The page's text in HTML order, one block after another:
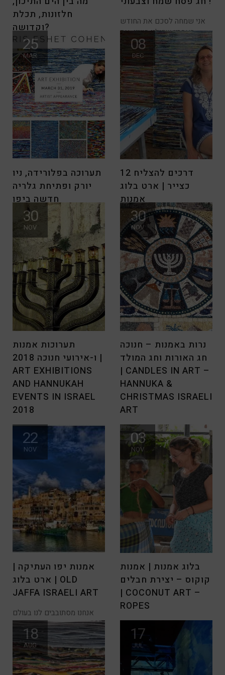
חלזונות, תכלת
וקדושה?
זהו סיפור על מסע בעקבות סוד
קיסמו של צבע...
אני שמחה לסכם את החודש
האחרון שכולנו חווינו את
הבחירות,
25
MAR
תערוכה בפלורידה, ניו
יורק ופתיחת גלריה
חדשה ביפו
אוהבי אמנות יקרים, סיימנו עם
חגיגות פורים ורגע לפני פסח
08
DEC
12 דרכים להצליח
כצייר | ארט בלוג
אמנות
30 שנות יצירה ! לפעמים אני
מדמיינת שאילו הייתי מרכזת
30
NOV
תערוכות אמנות
ו-אירועי חנוכה 2018 |
ART EXHIBITIONS
AND HANNUKAH
EVENTS IN ISRAEL
2018
מחפשים מה לעשות בחג חנוכה
30
NOV
נרות באמנות – חנוכה
חג האורות וחג המולד
| CANDLES IN ART –
HANNUKA &
CHRISTMAS ISRAELI
ART
הרבה מאיתנו מוצאים זמן
בחופשת החנוכה לעשות
סיורים ולראות מקומות
22
NOV
אמנות יפו העתיקה |
ארט בלוג | OLD
JAFFA ISRAELI ART
אנחנו מסתובבים לנו בעולם
במוזיאונים, גלריות ולרגע אל
נשכח שאחד
03
NOV
בלוג אמנות | אמנות
קוקוס – יצירת חבלים
| COCONUT ART –
ROPES
בעולם ה-אמנות אין סוף
חומרים מהם אנו יוצרים, הפעם
נגלה
18
AUG 17
JUL